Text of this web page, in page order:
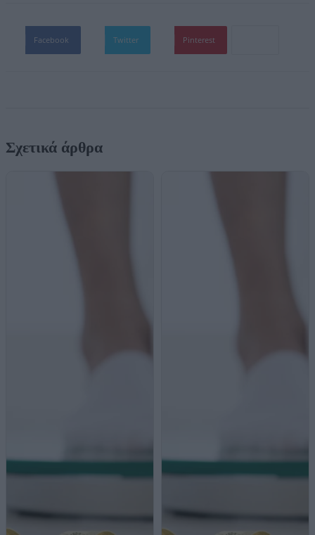
Facebook Twitter Pinterest
Σχετικά άρθρα